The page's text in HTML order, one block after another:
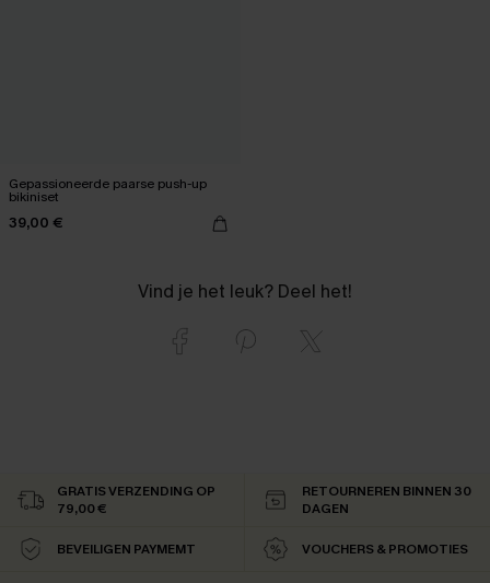
Gepassioneerde paarse push-up
bikiniset
39,00 €
Vind je het leuk? Deel het!
GRATIS VERZENDING OP
79,00 €
RETOURNEREN BINNEN 30
DAGEN
BEVEILIGEN PAYMEMT VOUCHERS & PROMOTIES